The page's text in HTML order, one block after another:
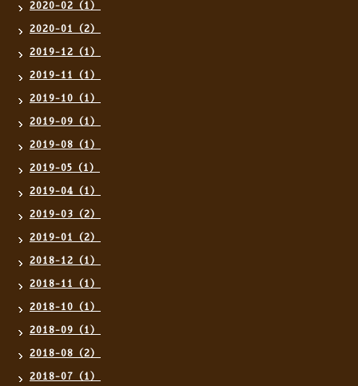
2020-02（1）
2020-01（2）
2019-12（1）
2019-11（1）
2019-10（1）
2019-09（1）
2019-08（1）
2019-05（1）
2019-04（1）
2019-03（2）
2019-01（2）
2018-12（1）
2018-11（1）
2018-10（1）
2018-09（1）
2018-08（2）
2018-07（1）